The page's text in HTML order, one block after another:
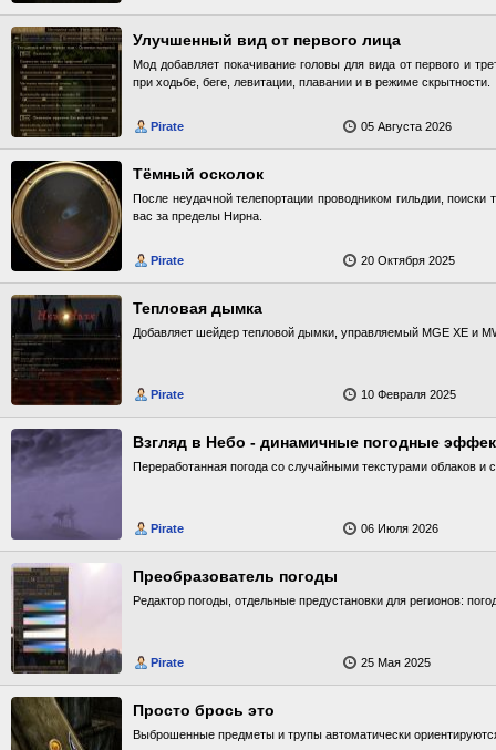
Улучшенный вид от первого лица
Mод добавляет покачивание головы для вида от первого и
при ходьбе, беге, левитации, плавании и в режиме скрытности.
Pirate 05 Августа 2026
Тёмный осколок
После неудачной телепортации проводником гильдии, поиски
вас за пределы Нирна.
Pirate 20 Октября 2025
Тепловая дымка
Добавляет шейдер тепловой дымки, управляемый MGE XE и
Pirate 10 Февраля 2025
Взгляд в Небо - динамичные погодные
Переработанная погода со случайными текстурами облаков и
Pirate 06 Июля 2026
Преобразователь погоды
Редактор погоды, отдельные предустановки для регионов:
Pirate 25 Мая 2025
Просто брось это
Выброшенные предметы и трупы автоматически